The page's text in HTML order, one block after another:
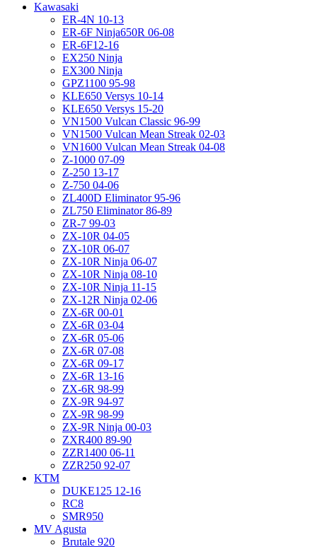
Kawasaki
ER-4N 10-13
ER-6F Ninja650R 06-08
ER-6F12-16
EX250 Ninja
EX300 Ninja
GPZ1100 95-98
KLE650 Versys 10-14
KLE650 Versys 15-20
VN1500 Vulcan Classic 96-99
VN1500 Vulcan Mean Streak 02-03
VN1600 Vulcan Mean Streak 04-08
Z-1000 07-09
Z-250 13-17
Z-750 04-06
ZL400D Eliminator 95-96
ZL750 Eliminator 86-89
ZR-7 99-03
ZX-10R 04-05
ZX-10R 06-07
ZX-10R Ninja 06-07
ZX-10R Ninja 08-10
ZX-10R Ninja 11-15
ZX-12R Ninja 02-06
ZX-6R 00-01
ZX-6R 03-04
ZX-6R 05-06
ZX-6R 07-08
ZX-6R 09-17
ZX-6R 13-16
ZX-6R 98-99
ZX-9R 94-97
ZX-9R 98-99
ZX-9R Ninja 00-03
ZXR400 89-90
ZZR1400 06-11
ZZR250 92-07
KTM
DUKE125 12-16
RC8
SMR950
MV Agusta
Brutale 920